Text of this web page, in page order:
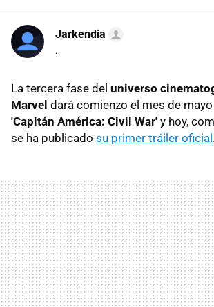
Jarkendia
.
La tercera fase del universo
Marvel dará comienzo el mes de
'Capitán América: Civil War' y hoy,
se ha publicado su primer tráiler oficial.